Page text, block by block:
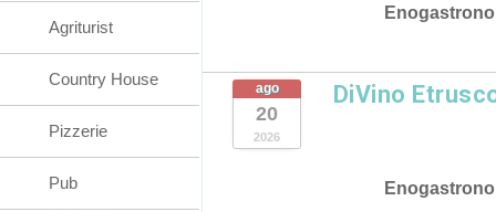
ago
20
2026
DiVino
Agriturist
Country House
Pizzerie
Pub